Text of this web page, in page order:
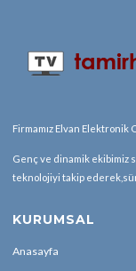
Firmamız Elvan Elektronik
Genç ve dinamik ekibimiz
teknolojiyi takip
KURUMSAL
Anasayfa